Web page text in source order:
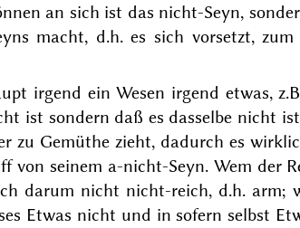
an sich ist das nicht-Seyn,
macht, d.h. es sich vorsetzt,
irgend ein Wesen irgend etwas,
ist sondern daß es dasselbe nicht
zu Gemüthe zieht, dadurch es
von seinem a-nicht-Seyn. Wem der
darum nicht nicht-reich, d.h. arm;
Etwas nicht und in sofern selbst